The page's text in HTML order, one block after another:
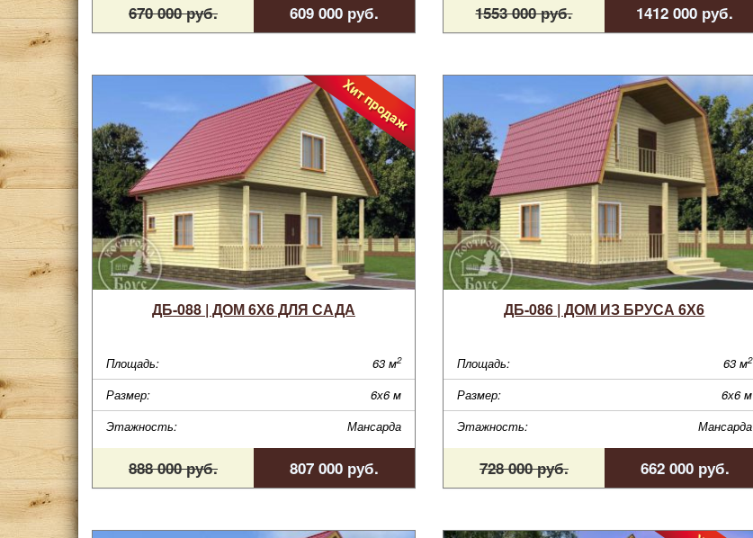
670 000 руб. 609 000 руб. 1553 000 руб. 1412 000 руб.
ДБ-088 | ДОМ 6Х6 ДЛЯ САДА
Площадь: 63 м2
Размер:
6х6 м
Этажность:
Мансарда
888 000 руб. 807 000 руб.
ДБ-086 | ДОМ ИЗ БРУСА 6Х6
Площадь: 63 м2
Размер:
6х6 м
Этажность:
Мансарда
728 000 руб. 662 000 руб.